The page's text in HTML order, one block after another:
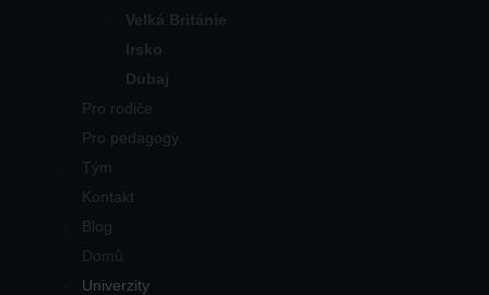
Velká Británie
Irsko
Dubaj
Pro rodiče
Pro pedagogy
Tým
Kontakt
Blog
Domů
Univerzity